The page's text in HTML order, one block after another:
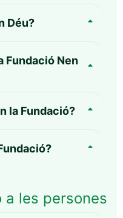
Déu?
Fundació Nen
la Fundació?
a les persones